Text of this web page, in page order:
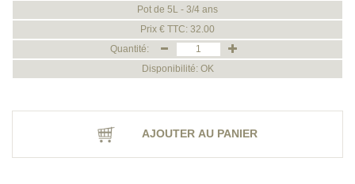
Pot de 5L - 3/4 ans
Prix € TTC: 32.00
Quantité:
Disponibilité: OK
AJOUTER AU PANIER